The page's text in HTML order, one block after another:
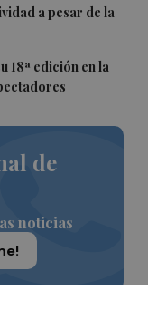
a pesar de la
18ª edición en la
de
noticias